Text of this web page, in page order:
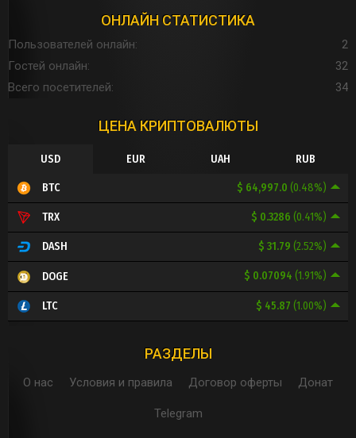
ОНЛАЙН СТАТИСТИКА
Пользователей онлайн
2
Гостей онлайн
32
Всего посетителей
34
ЦЕНА КРИПТОВАЛЮТЫ
USD EUR UAH RUB
$ 64,997.0 (0.48%)
BTC
$ 0.3286 (0.41%)
TRX
$ 31.79 (2.52%)
DASH
$ 0.07094 (1.91%)
DOGE
$ 45.87 (1.00%)
LTC
РАЗДЕЛЫ
О нас Условия и правила Договор оферты Донат
Telegram